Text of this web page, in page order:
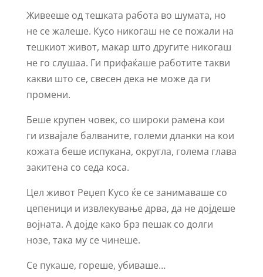
Живееше од тешката работа во шумата, но
не се жалеше. Кусо никогаш не се пожали на
тешкиот живот, макар што другите никогаш
не го слушаа. Ги прифаќаше работите такви
какви што се, свесен дека не може да ги
промени.
Беше крупен човек, со широки рамена кои
ги извајале балваните, големи дланки на кои
кожата беше испукана, округла, голема глава
закитена со седа коса.
Цел живот Реџеп Кусо ќе се занимаваше со
цепеници и извлекување дрва, да не дојдеше
војната. А дојде како брз пешак со долги
нозе, така му се чинеше.
Се пукаше, гореше, убиваше…